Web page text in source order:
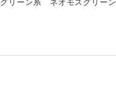
グリーン系 ネオモスグリーン